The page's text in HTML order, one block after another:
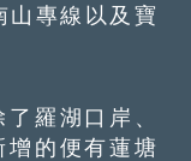
專線以及寶
羅湖口岸、
的便有蓮塘